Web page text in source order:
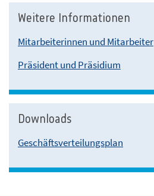
Weitere Informationen
Mitarbeiterinnen und Mitarbeiter
Präsident und Präsidium
Downloads
Geschäftsverteilungsplan